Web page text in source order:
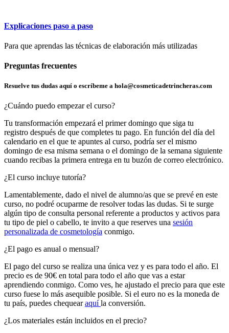
Explicaciones paso a paso
Para que aprendas las técnicas de elaboración más utilizadas
Preguntas frecuentes
Resuelve tus dudas aquí o escríbeme a hola@cosmeticadetrincheras.com
¿Cuándo puedo empezar el curso?
Tu transformación empezará el primer domingo que siga tu
registro después de que completes tu pago. En función del día del
calendario en el que te apuntes al curso, podría ser el mismo
domingo de esa misma semana o el domingo de la semana siguiente
cuando recibas la primera entrega en tu buzón de correo electrónico.
¿El curso incluye tutoría?
Lamentablemente, dado el nivel de alumno/as que se prevé en este
curso, no podré ocuparme de resolver todas las dudas. Si te surge
algún tipo de consulta personal referente a productos y activos para
tu tipo de piel o cabello, te invito a que reserves una sesión
personalizada de cosmetología conmigo.
¿El pago es anual o mensual?
El pago del curso se realiza una única vez y es para todo el año. El
precio es de 90€ en total para todo el año que vas a estar
aprendiendo conmigo. Como ves, he ajustado el precio para que este
curso fuese lo más asequible posible. Si el euro no es la moneda de
tu país, puedes chequearaquíla conversión.
¿Los materiales están incluidos en el precio?